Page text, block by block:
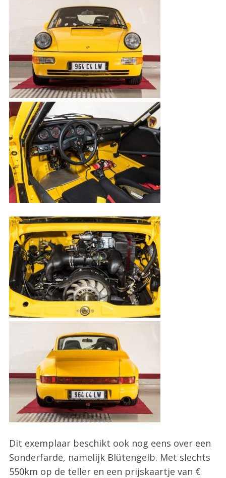
Dit exemplaar beschikt ook nog eens over een
Sonderfarde, namelijk Blütengelb. Met slechts
550km op de teller en een prijskaartje van €
S
e
a
h
f
o
r
: